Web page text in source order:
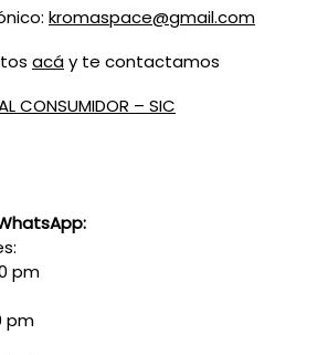
kromaspace@gmail.com
acáy te contactamos
CONSUMIDOR – SIC
pm
pm